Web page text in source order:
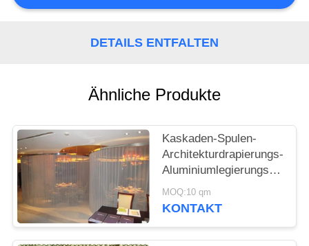
DATENSCHUTZRICHTLINIE
DETAILS ENTFALTEN
Ähnliche Produkte
Kaskaden-Spulen-
Architekturdrapierungs-
Aluminiumlegierungs-
Material für
Ausstellung Hall
MOQ:10 qm
KONTAKT